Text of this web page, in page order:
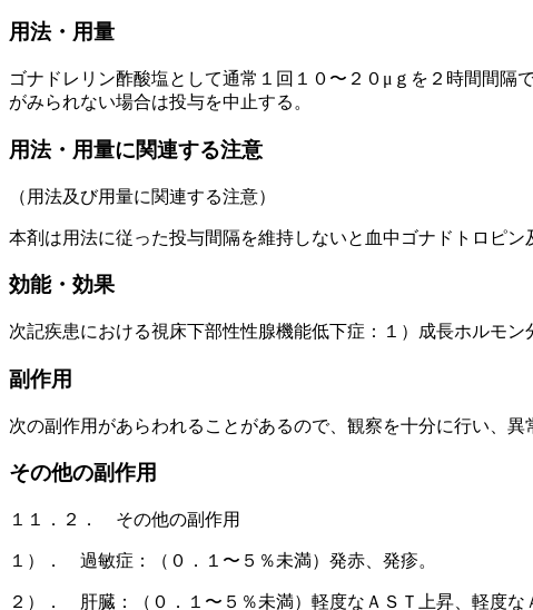
用法・用量
ゴナドレリン酢酸塩として通常１回１０〜２０μｇを２時間間
がみられない場合は投与を中止する。
用法・用量に関連する注意
（用法及び用量に関連する注意）
本剤は用法に従った投与間隔を維持しないと血中ゴナドトロピ
効能・効果
次記疾患における視床下部性性腺機能低下症：１）成長ホルモ
副作用
次の副作用があらわれることがあるので、観察を十分に行い、
その他の副作用
１１．２． その他の副作用
１）． 過敏症：（０．１〜５％未満）発赤、発疹。
２）． 肝臓：（０．１〜５％未満）軽度なＡＳＴ上昇、軽度な